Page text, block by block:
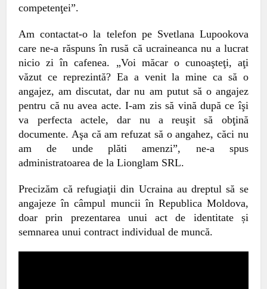
competenţei”.
Am contactat-ola telefon pe Svetlana Lupookova
care ne-a răspuns în rusă că ucraineanca nu a lucrat
nicio zi în cafenea. „Voi măcar o cunoaşteţi, aţi
văzut ce reprezintă? Ea a venit la mine ca să o
angajez, am discutat, dar nu am putut să o angajez
pentru că nu avea acte. I-am zis să vină după ce îşi
va perfecta actele, dar nu a reuşit să obţină
documente. Aşa că am refuzat să o angahez, căci nu
am de unde plăti amenzi”, ne-a spus
administratoarea de la Lionglam SRL.
Precizăm că refugiaţii din Ucraina au dreptul să se
angajeze în câmpul muncii în Republica Moldova,
doar prin prezentarea unui act de identitate și
semnarea unui contract individual de muncă.